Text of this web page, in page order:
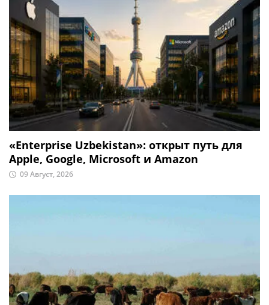
«Enterprise Uzbekistan»: открыт путь для
Apple, Google, Microsoft и Amazon
09 Август, 2026